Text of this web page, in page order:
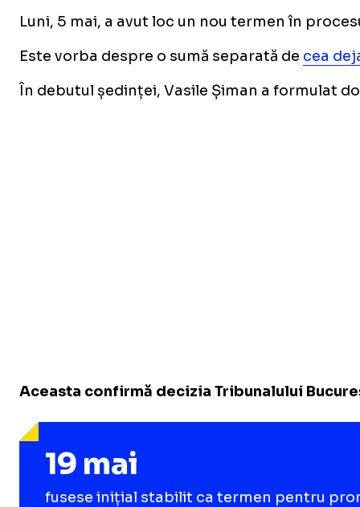
Luni, 5 mai, a avut loc un nou termen în
Este vorba despre o sumă separată de cea
În debutul ședinței, Vasile Șiman a formulat
Aceasta confirmă decizia Tribunalului
19 mai
fusese inițial stabilit ca termen pentru